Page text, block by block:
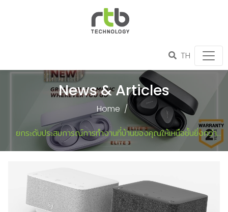
TH
News & Articles
Home
ยกระดับประสบการณ์การทำงานที่บ้านของคุณให้เหนือชั้นยิ่งกว่า
เดิมด้วย Logi Dock แท่นด็อกกิ้ง all-in-one จาก Logitech